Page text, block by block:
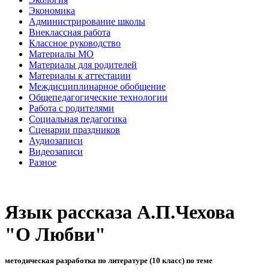
Экономика
Администрирование школы
Внеклассная работа
Классное руководство
Материалы МО
Материалы для родителей
Материалы к аттестации
Междисциплинарное обобщение
Общепедагогические технологии
Работа с родителями
Социальная педагогика
Сценарии праздников
Аудиозаписи
Видеозаписи
Разное
Язык рассказа А.П.Чехова
"О Любви"
методическая разработка по литературе (10 класс) по теме